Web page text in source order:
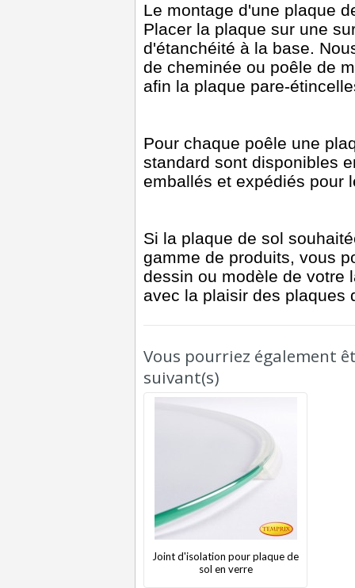
Le montage d'une plaque
Placer la plaque sur une
d'étanchéité à la base.
de cheminée ou poêle de
afin la plaque pare-
Pour chaque poêle une
standard sont disponibles
emballés et expédiés pour
Si la plaque de sol
gamme de produits, vous
dessin ou modèle de votre
avec la plaisir des plaques
Vous pourriez également
suivant(s)
Joint d'isolation pour plaque de
sol en verre